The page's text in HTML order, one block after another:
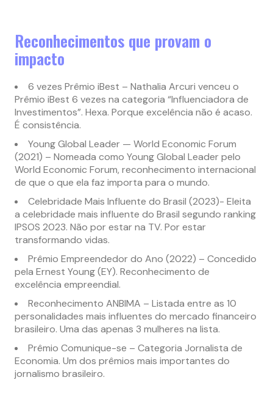
Reconhecimentos que provam o
impacto
6 vezes Prêmio iBest – Nathalia Arcuri venceu o
Prêmio iBest 6 vezes na categoria “Influenciadora de
Investimentos”. Hexa. Porque excelência não é acaso.
É consistência.
Young Global Leader — World Economic Forum
(2021) – Nomeada como Young Global Leader pelo
World Economic Forum, reconhecimento internacional
de que o que ela faz importa para o mundo.
Celebridade Mais Influente do Brasil (2023)- Eleita
a celebridade mais influente do Brasil segundo ranking
IPSOS 2023. Não por estar na TV. Por estar
transformando vidas.
Prêmio Empreendedor do Ano (2022) – Concedido
pela Ernest Young (EY). Reconhecimento de
excelência empreendial.
Reconhecimento ANBIMA – Listada entre as 10
personalidades mais influentes do mercado financeiro
brasileiro. Uma das apenas 3 mulheres na lista.
Prêmio Comunique-se – Categoria Jornalista de
Economia. Um dos prêmios mais importantes do
jornalismo brasileiro.